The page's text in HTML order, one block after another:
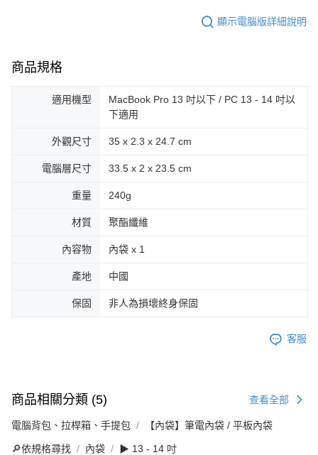
顯示電腦版詳細說明
商品規格
適用機型
MacBook Pro 13 吋以下 / PC 13 - 14 吋以
下適用
外觀尺寸 35 x 2.3 x 24.7 cm
電腦層尺寸 33.5 x 2 x 23.5 cm
重量 240g
材質 聚酯纖維
內容物 內袋 x 1
產地 中國
保固 非人為損壞終身保固
客服
商品相關分類 (5) 查看全部
電腦背包、拉桿箱、手提包 【內袋】筆電內袋 / 平板內袋
🔎依規格尋找 內袋 ▶ 13 - 14 吋